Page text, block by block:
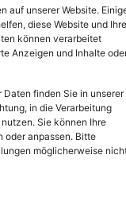
auf unserer Website.
diese Website und Ihre
können verarbeitet
Anzeigen und Inhalte
Daten finden Sie in unserer
in die Verarbeitung
Sie können Ihre
oder anpassen. Bitte
möglicherweise
vorbehalten.
mayen.de